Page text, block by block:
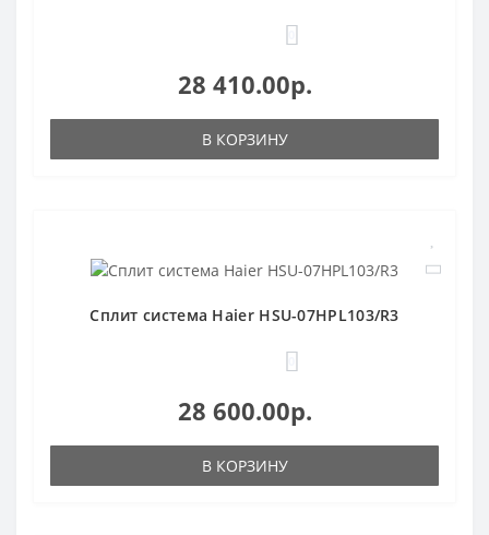
28 410.00р.
В КОРЗИНУ
Сплит система Haier HSU-07HPL103/R3
28 600.00р.
В КОРЗИНУ